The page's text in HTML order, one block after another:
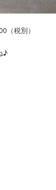
（税別）
♪